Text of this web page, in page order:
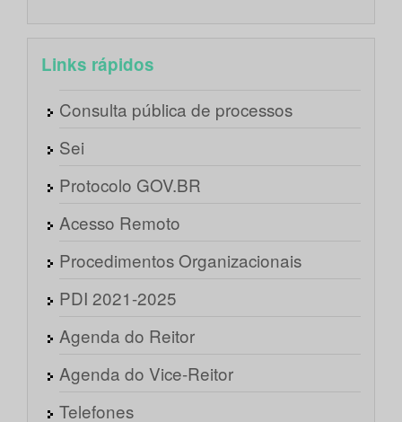
Links rápidos
Consulta pública de processos
Sei
Protocolo GOV.BR
Acesso Remoto
Procedimentos Organizacionais
PDI 2021-2025
Agenda do Reitor
Agenda do Vice-Reitor
Telefones